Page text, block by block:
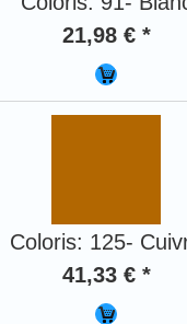
21,98 € *
Coloris: 125-
41,33 € *